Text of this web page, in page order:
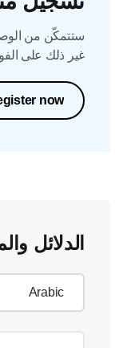
ستتمكّن من
غير ذلك على
now
الدلائل